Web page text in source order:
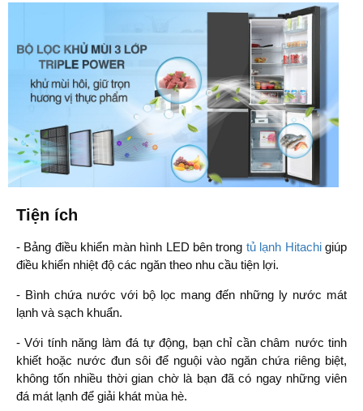
Tiện ích
- Bảng điều khiển màn hình LED bên trong tủ lạnh Hitachigiúp
điều khiển nhiệt độ các ngăn theo nhu cầu tiện lợi.
- Bình chứa nước với bộ lọc mang đến những ly nước mát
lạnh và sạch khuẩn.
- Với tính năng làm đá tự động, bạn chỉ cần châm nước tinh
khiết hoặc nước đun sôi để nguội vào ngăn chứa riêng biệt,
không tốn nhiều thời gian chờ là bạn đã có ngay những viên
đá mát lạnh để giải khát mùa hè.